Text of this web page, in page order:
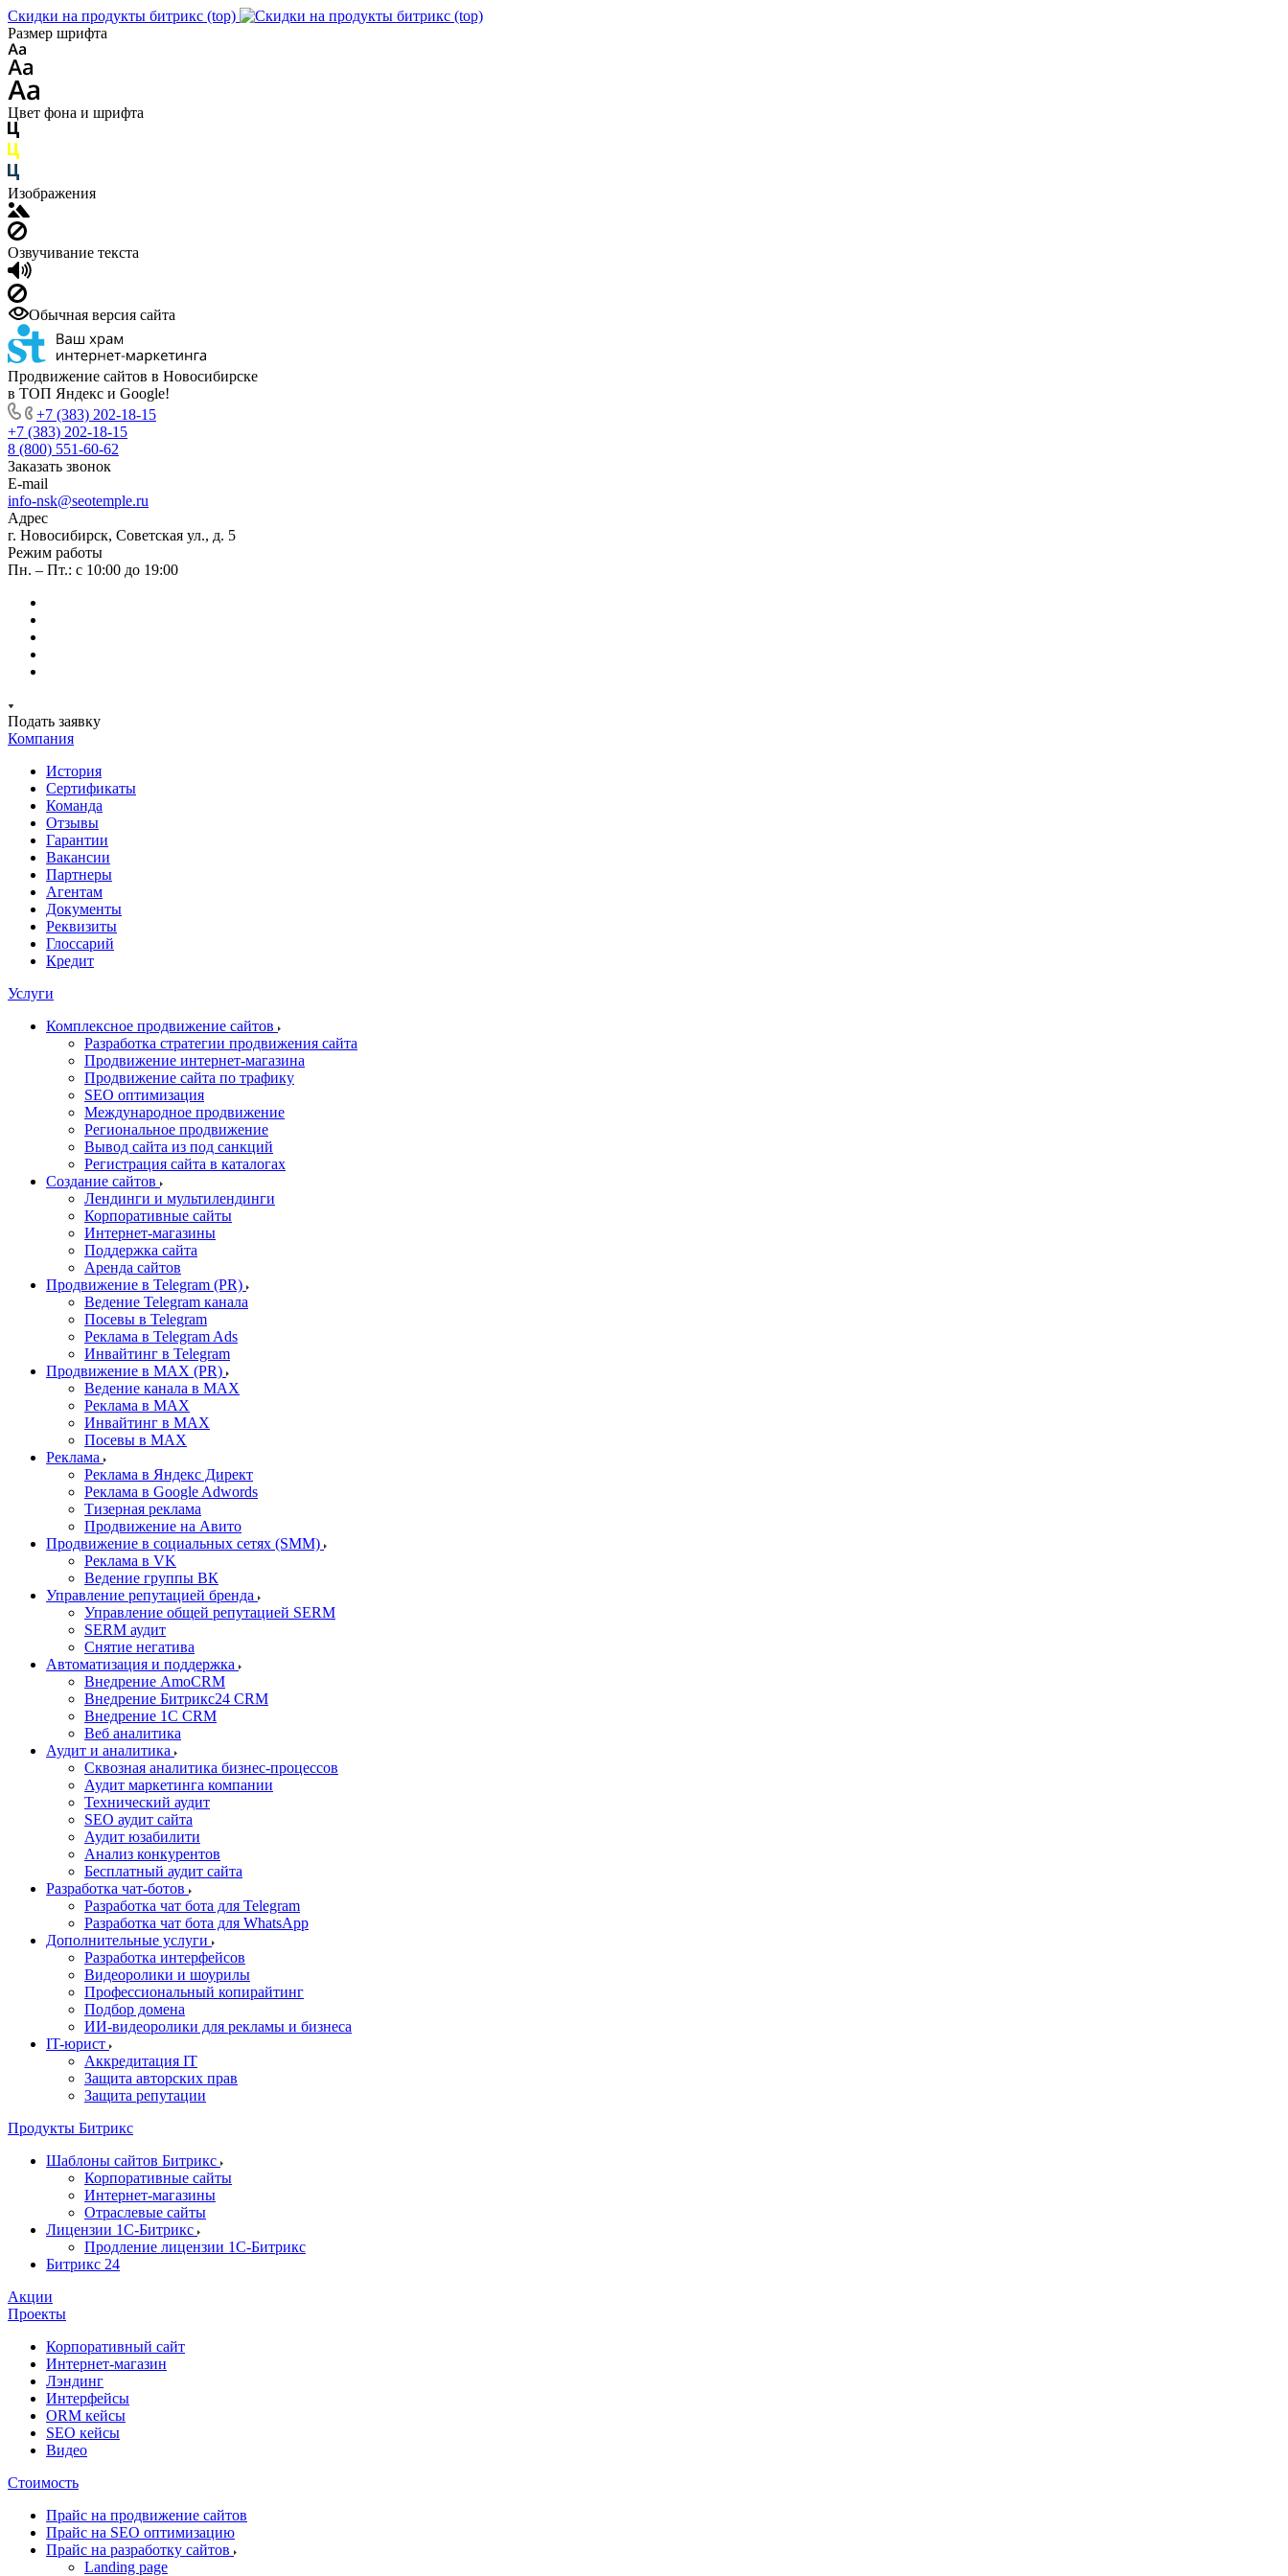
Скидки на продукты битрикс (top)
Размер шрифта
Цвет фона и шрифта
Изображения
Озвучивание текста
Обычная версия сайта
Продвижение сайтов в Новосибирске
в ТОП Яндекс и Google!
+7 (383) 202-18-15
+7 (383) 202-18-15
8 (800) 551-60-62
Заказать звонок
E-mail
info-nsk@seotemple.ru
Адрес
г. Новосибирск, Советская ул., д. 5
Режим работы
Пн. – Пт.: с 10:00 до 19:00
Подать заявку
Компания
История
Сертификаты
Команда
Отзывы
Гарантии
Вакансии
Партнеры
Агентам
Документы
Реквизиты
Глоссарий
Кредит
Услуги
Комплексное продвижение сайтов
Разработка стратегии продвижения сайта
Продвижение интернет-магазина
Продвижение сайта по трафику
SEO оптимизация
Международное продвижение
Региональное продвижение
Вывод сайта из под санкций
Регистрация сайта в каталогах
Создание сайтов
Лендинги и мультилендинги
Корпоративные сайты
Интернет-магазины
Поддержка сайта
Аренда сайтов
Продвижение в Telegram (PR)
Ведение Telegram канала
Посевы в Telegram
Реклама в Telegram Ads
Инвайтинг в Telegram
Продвижение в MAX (PR)
Ведение канала в MAX
Реклама в MAX
Инвайтинг в MAX
Посевы в MAX
Реклама
Реклама в Яндекс Директ
Реклама в Google Adwords
Тизерная реклама
Продвижение на Авито
Продвижение в социальных сетях (SMM)
Реклама в VK
Ведение группы ВК
Управление репутацией бренда
Управление общей репутацией SERM
SERM аудит
Снятие негатива
Автоматизация и поддержка
Внедрение AmoCRM
Внедрение Битрикс24 CRM
Внедрение 1C CRM
Веб аналитика
Аудит и аналитика
Сквозная аналитика бизнес-процессов
Аудит маркетинга компании
Технический аудит
SEO аудит сайта
Аудит юзабилити
Анализ конкурентов
Бесплатный аудит сайта
Разработка чат-ботов
Разработка чат бота для Telegram
Разработка чат бота для WhatsApp
Дополнительные услуги
Разработка интерфейсов
Видеоролики и шоурилы
Профессиональный копирайтинг
Подбор домена
ИИ-видеоролики для рекламы и бизнеса
IT-юрист
Аккредитация IT
Защита авторских прав
Защита репутации
Продукты Битрикс
Шаблоны сайтов Битрикс
Корпоративные сайты
Интернет-магазины
Отраслевые сайты
Лицензии 1С-Битрикс
Продление лицензии 1С-Битрикс
Битрикс 24
Акции
Проекты
Корпоративный сайт
Интернет-магазин
Лэндинг
Интерфейсы
ORM кейсы
SEO кейсы
Видео
Стоимость
Прайс на продвижение сайтов
Прайс на SEO оптимизацию
Прайс на разработку сайтов
Landing page